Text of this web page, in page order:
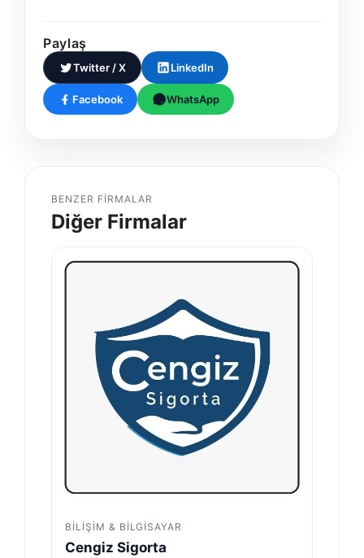
Paylaş
Twitter / X LinkedIn
Facebook WhatsApp
BENZER FIRMALAR
Diğer Firmalar
BILIŞIM & BILGISAYAR
Cengiz Sigorta